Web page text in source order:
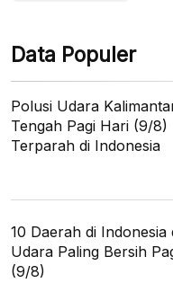
Data Populer
Polusi Udara
Tengah Pagi Hari (9/8)
Terparah di Indonesia
10 Daerah di Indonesia
Udara Paling Bersih
(9/8)